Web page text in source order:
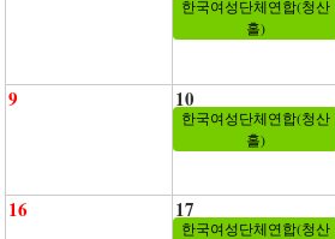
한국여성단체연합(청산
홀)
9 10
한국여성단체연합(청산
홀)
16 17
한국여성단체연합(청산